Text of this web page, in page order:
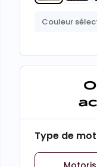
Couleur
Type de